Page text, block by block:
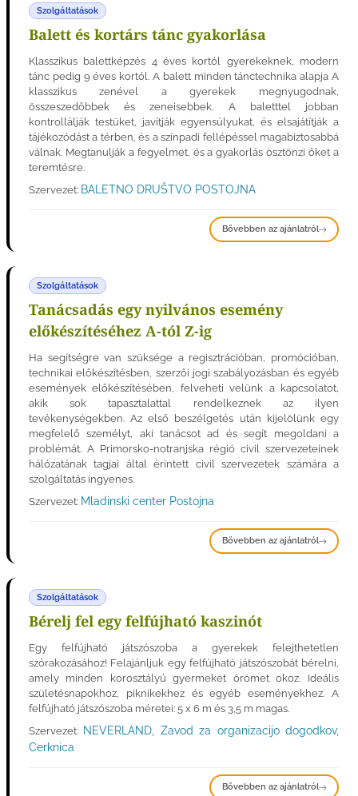
Szolgáltatások
Balett és kortárs tánc gyakorlása
Klasszikus balettképzés 4 éves kortól gyerekeknek, modern
tánc pedig 9 éves kortól. A balett minden tánctechnika alapja A
klasszikus zenével a gyerekek megnyugodnak,
összeszedőbbek és zeneisebbek. A baletttel jobban
kontrollálják testüket, javítják egyensúlyukat, és elsajátítják a
tájékozódást a térben, és a színpadi fellépéssel magabiztosabbá
válnak. Megtanulják a fegyelmet, és a gyakorlás ösztönzi őket a
teremtésre.
Szervezet: BALETNO DRUŠTVO POSTOJNA
Bővebben az ajánlatról
Szolgáltatások
Tanácsadás egy nyilvános esemény
előkészítéséhez A-tól Z-ig
Ha segítségre van szüksége a regisztrációban, promócióban,
technikai előkészítésben, szerzői jogi szabályozásban és egyéb
események előkészítésében, felveheti velünk a kapcsolatot,
akik sok tapasztalattal rendelkeznek az ilyen
tevékenységekben. Az első beszélgetés után kijelölünk egy
megfelelő személyt, aki tanácsot ad és segít megoldani a
problémát. A Primorsko-notranjska régió civil szervezeteinek
hálózatának tagjai által érintett civil szervezetek számára a
szolgáltatás ingyenes.
Szervezet: Mladinski center Postojna
Bővebben az ajánlatról
Szolgáltatások
Bérelj fel egy felfújható kaszinót
Egy felfújható játszószoba a gyerekek felejthetetlen
szórakozásához! Felajánljuk egy felfújható játszószobát bérelni,
amely minden korosztályú gyermeket örömet okoz. Ideális
születésnapokhoz, piknikekhez és egyéb eseményekhez. A
felfújható játszószoba méretei: 5 x 6 m és 3,5 m magas.
Szervezet: NEVERLAND, Zavod za organizacijo dogodkov,
Cerknica
Bővebben az ajánlatról